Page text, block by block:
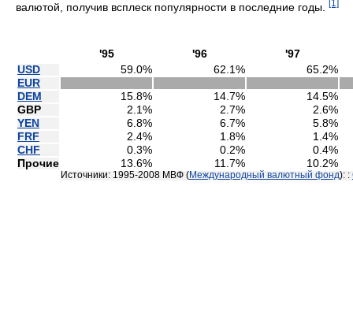
валютой, получив всплеск популярности в последние годы. [1]
'95 '96
'97
USD
59.0% 62.1%
65.2%
EUR
DEM
15.8% 14.7%
14.5%
GBP
2.1% 2.7%
2.6%
YEN
6.8% 6.7%
5.8%
FRF
2.4% 1.8%
1.4%
CHF
0.3% 0.2%
0.4%
Прочие
13.6% 11.7% 10.2%
Источники: 1995-2008 МВФ (Международный валютный фонд): :